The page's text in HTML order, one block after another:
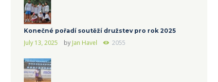
Konečné pořadí soutěží družstev pro rok 2025
July 13, 2025 by Jan Havel 2055